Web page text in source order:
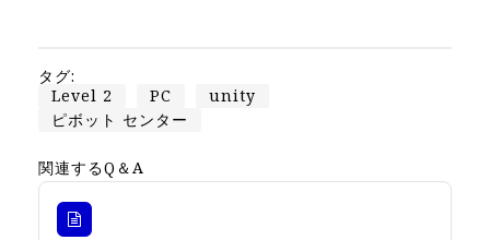
Apple Vision Pro アプリ開発研修
《研究会》
XRビジネスフォーラム
タグ:
Level 2
PC
unity
ピボット センター
関連するQ＆A